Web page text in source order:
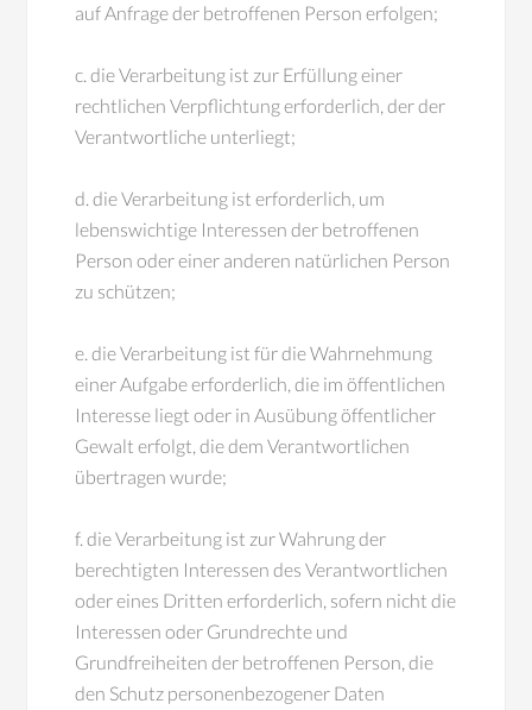
auf Anfrage der betroffenen Person erfolgen;
c. die Verarbeitung ist zur Erfüllung einer
rechtlichen Verpflichtung erforderlich, der der
Verantwortliche unterliegt;
d. die Verarbeitung ist erforderlich, um
lebenswichtige Interessen der betroffenen
Person oder einer anderen natürlichen Person
zu schützen;
e. die Verarbeitung ist für die Wahrnehmung
einer Aufgabe erforderlich, die im öffentlichen
Interesse liegt oder in Ausübung öffentlicher
Gewalt erfolgt, die dem Verantwortlichen
übertragen wurde;
f. die Verarbeitung ist zur Wahrung der
berechtigten Interessen des Verantwortlichen
oder eines Dritten erforderlich, sofern nicht die
Interessen oder Grundrechte und
Grundfreiheiten der betroffenen Person, die
den Schutz personenbezogener Daten